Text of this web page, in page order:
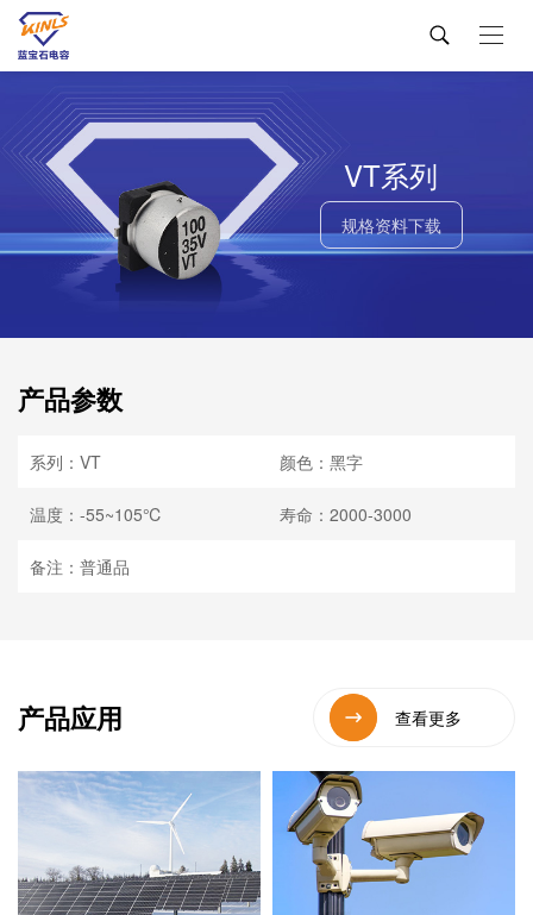
VT系列
规格资料下载
产品参数
系列：VT 颜色：黑字
温度：-55~105℃ 寿命：2000-3000
备注：普通品
产品应用 查看更多